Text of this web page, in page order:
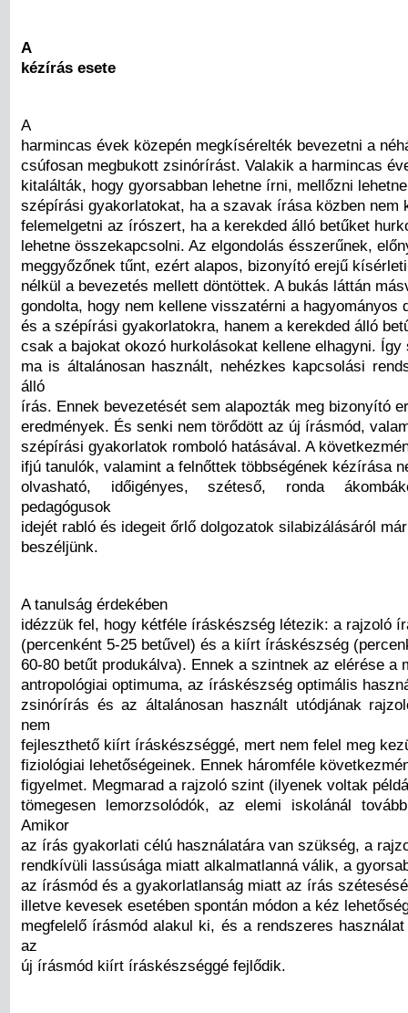
A
kézírás esete
A
harmincas évek közepén megkísérelték bevezetni a
csúfosan megbukott zsinórírást. Valakik a harmincas
kitalálták, hogy gyorsabban lehetne írni, mellőzni
szépírási gyakorlatokat, ha a szavak írása közben nem
felemelgetni az írószert, ha a kerekded álló betűket
lehetne összekapcsolni. Az elgondolás ésszerűnek,
meggyőzőnek tűnt, ezért alapos, bizonyító erejű
nélkül a bevezetés mellett döntöttek. A bukás láttán
gondolta, hogy nem kellene visszatérni a hagyományos
és a szépírási gyakorlatokra, hanem a kerekded álló
csak a bajokat okozó hurkolásokat kellene elhagyni. Így
ma is általánosan használt, nehézkes kapcsolási
álló
írás. Ennek bevezetését sem alapozták meg bizonyító
eredmények. És senki nem törődött az új írásmód,
szépírási gyakorlatok romboló hatásával. A
ifjú tanulók, valamint a felnőttek többségének kézírása
olvasható, időigényes, széteső, ronda
pedagógusok
idejét rabló és idegeit őrlő dolgozatok silabizálásáról
beszéljünk.
A tanulság érdekében
idézzük fel, hogy kétféle íráskészség létezik: a rajzoló
(percenként 5-25 betűvel) és a kiírt íráskészség
60-80 betűt produkálva). Ennek a szintnek az elérése a
antropológiai optimuma, az íráskészség optimális
zsinórírás és az általánosan használt utódjának
nem
fejleszthető kiírt íráskészséggé, mert nem felel meg
fiziológiai lehetőségeinek. Ennek háromféle
figyelmet. Megmarad a rajzoló szint (ilyenek voltak
tömegesen lemorzsolódók, az elemi iskolánál
Amikor
az írás gyakorlati célú használatára van szükség, a
rendkívüli lassúsága miatt alkalmatlanná válik, a
az írásmód és a gyakorlatlanság miatt az írás
illetve kevesek esetében spontán módon a kéz
megfelelő írásmód alakul ki, és a rendszeres használat
az
új írásmód kiírt íráskészséggé fejlődik.